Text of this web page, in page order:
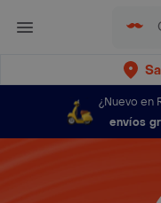
¿Nuevo en
envíos